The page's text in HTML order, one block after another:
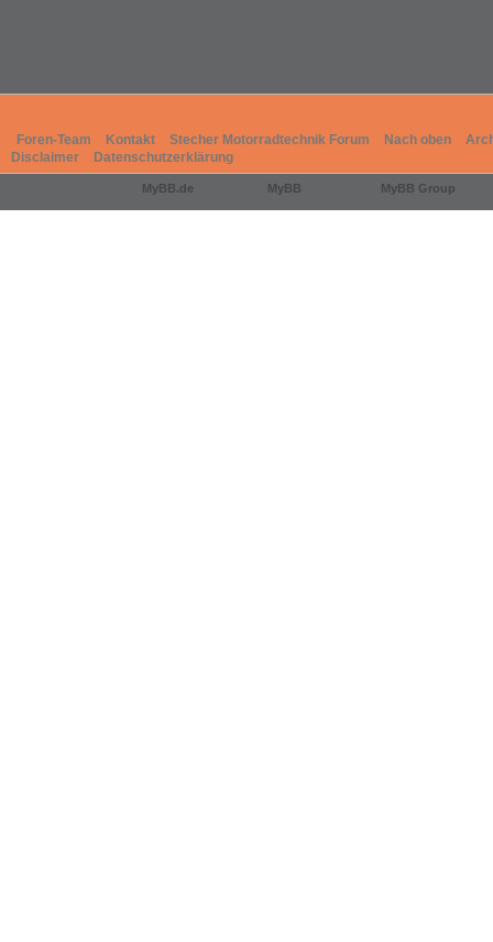
Foren-Team Kontakt Stecher Motorradtechnik Forum Nach oben
Disclaimer
Datenschutzerklärung
MyBB.de MyBB MyBB Group